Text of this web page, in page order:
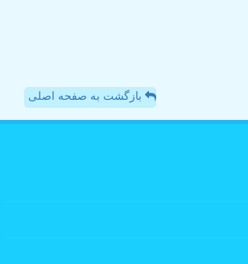
بازگشت به صفحه اصلی